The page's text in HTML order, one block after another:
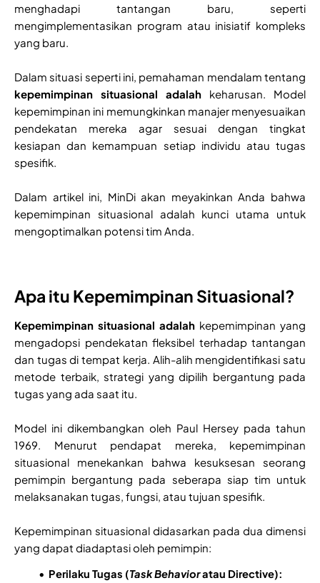
menghadapi tantangan baru, seperti
mengimplementasikan program atau inisiatif kompleks
yang baru.
Dalam situasi seperti ini, pemahaman mendalam tentang
kepemimpinan situasional adalah keharusan. Model
kepemimpinan ini memungkinkan manajer menyesuaikan
pendekatan mereka agar sesuai dengan tingkat
kesiapan dan kemampuan setiap individu atau tugas
spesifik.
Dalam artikel ini, MinDi akan meyakinkan Anda bahwa
kepemimpinan situasional adalah kunci utama untuk
mengoptimalkan potensi tim Anda.
Apa itu Kepemimpinan Situasional?
Kepemimpinan situasional adalah kepemimpinan yang
mengadopsi pendekatan fleksibel terhadap tantangan
dan tugas di tempat kerja. Alih-alih mengidentifikasi satu
metode terbaik, strategi yang dipilih bergantung pada
tugas yang ada saat itu.
Model ini dikembangkan oleh Paul Hersey pada tahun
1969. Menurut pendapat mereka, kepemimpinan
situasional menekankan bahwa kesuksesan seorang
pemimpin bergantung pada seberapa siap tim untuk
melaksanakan tugas, fungsi, atau tujuan spesifik.
Kepemimpinan situasional didasarkan pada dua dimensi
yang dapat diadaptasi oleh pemimpin:
Perilaku Tugas (Task Behavioratau Directive):